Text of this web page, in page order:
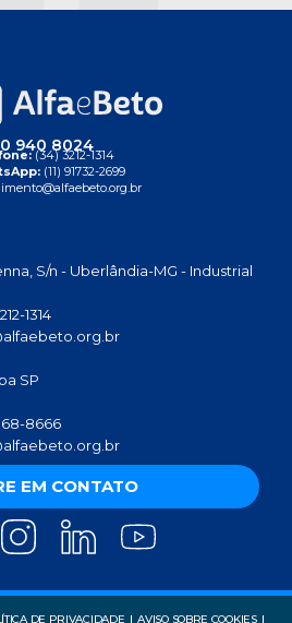
940 8024
(34) 3212-1314
(11) 91732-2699
S/n - Uberlândia-MG - Industrial
1314
SP
8666
EM CONTATO
DE PRIVACIDADE
AVISO SOBRE COOKIES